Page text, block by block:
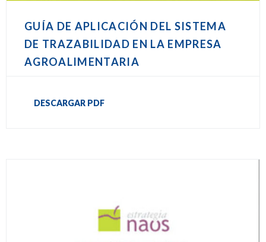
GUÍA DE APLICACIÓN DEL SISTEMA
DE TRAZABILIDAD EN LA EMPRESA
AGROALIMENTARIA
DESCARGAR PDF